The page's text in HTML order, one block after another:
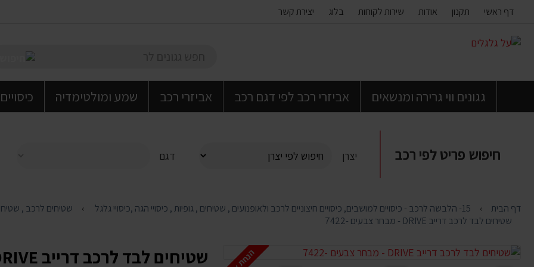
העמוד
דף ראשי תקנון אודות שירות לקוחות בלוג יצירת קשר
גגונים ווי גרירה ומנשאים אביזרי רכב לפי דגם רכב אביזרי רכב שמע ומולטימדיה
חיפוש פריט לפי רכב יצרן דגם
דף הבית 15- הלבשה לרכב - כיסויים למושבים, כיסויים חיצוניים לרכב ולאופנועים , שטיחים , גופיות , כיסויי הגה ,כיסויי גלגל
שטיחים לרכב ,
שטיחים לבד לרכב דרייב DRIVE - מבחר צבעים -7422
שטיחים לבד לרכב דרייב DRIVE - מבחר צבעים -7422